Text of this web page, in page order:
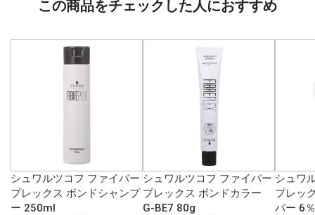
この商品をチェックした人におすすめ
シュワルツコフ ファイバー
プレックス ボンドシャンプ
ー 250ml
シュワルツコフ ファイバー
プレックス ボンドカラー
G-BE7 80g
シュワ
プレッ
パー 6